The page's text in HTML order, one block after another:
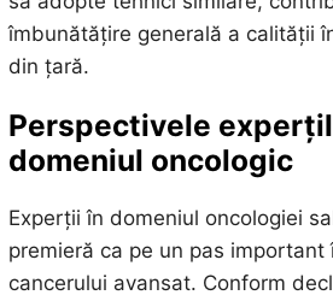
îmbunătățire generală a calității
din țară.
Perspectivele
domeniul oncologic
Experții în domeniul oncologiei
premieră ca pe un pas important
cancerului avansat. Conform